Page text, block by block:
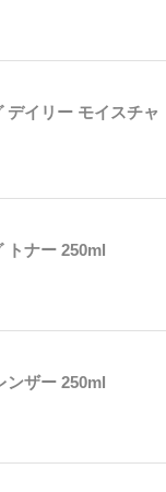
デイリー モイスチャ
トナー 250ml
ンザー 250ml